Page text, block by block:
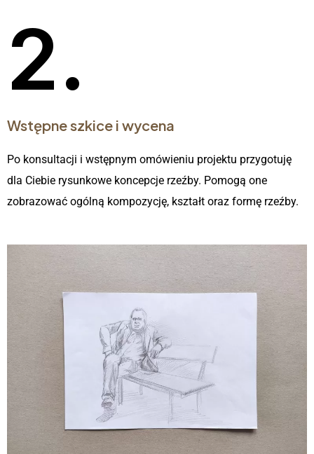
2.
Wstępne szkice i wycena
Po konsultacji i wstępnym omówieniu projektu przygotuję
dla Ciebie rysunkowe koncepcje rzeźby. Pomogą one
zobrazować ogólną kompozycję, kształt oraz formę rzeźby.